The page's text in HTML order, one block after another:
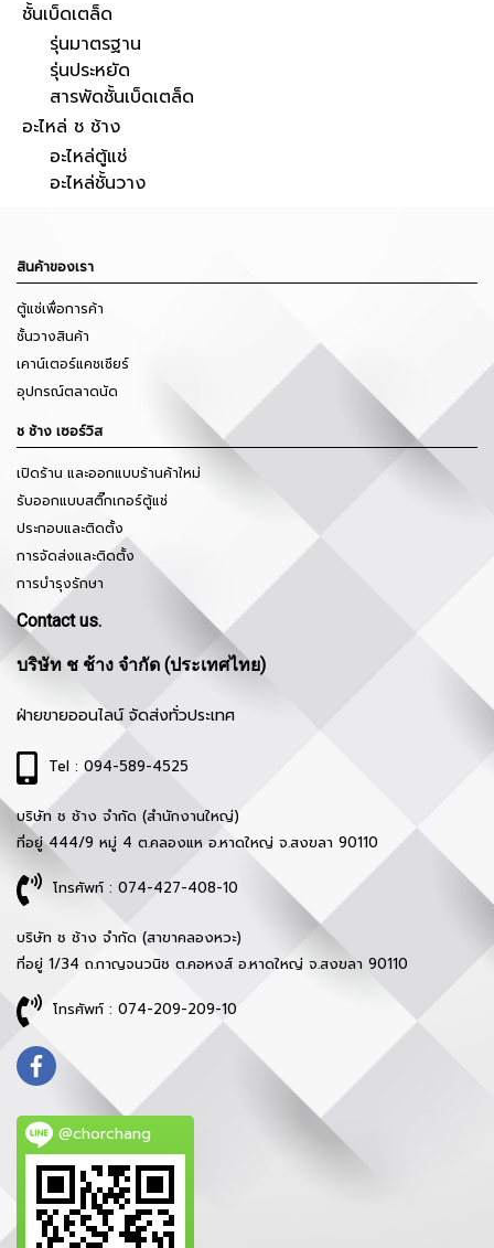
ชั้นเบ็ดเตล็ด
รุ่นมาตรฐาน
รุ่นประหยัด
สารพัดชั้นเบ็ดเตล็ด
อะไหล่ ช ช้าง
อะไหล่ตู้แช่
อะไหล่ชั้นวาง
สินค้าของเรา
ตู้แช่เพื่อการค้า
ชั้นวางสินค้า
เคาน์เตอร์แคชเชียร์
อุปกรณ์ตลาดนัด
ช ช้าง เซอร์วิส
เปิดร้าน และออกแบบร้านค้าใหม่
รับออกแบบสติ๊กเกอร์ตู้แช่
ประกอบและติดตั้ง
การจัดส่งและติดตั้ง
การบำรุงรักษา
Contact us.
บริษัท ช ช้าง จำกัด (ประเทศไทย)
ฝ่ายขายออนไลน์ จัดส่งทั่วประเทศ
Tel : 094-589-4525
บริษัท ช ช้าง จำกัด (สำนักงานใหญ่)
ที่อยู่ 444/9 หมู่ 4 ต.คลองแห อ.หาดใหญ่ จ.สงขลา 90110
โทรศัพท์ : 074-427-408-10
บริษัท ช ช้าง จำกัด (สาขาคลองหวะ)
ที่อยู่ 1/34 ถ.กาญจนวนิช ต.คอหงส์ อ.หาดใหญ่ จ.สงขลา 90110
โทรศัพท์ : 074-209-209-10
@chorchang